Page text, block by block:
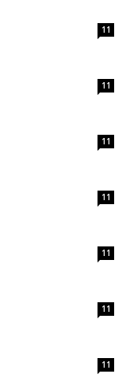
11
11
11
11
11
11
11